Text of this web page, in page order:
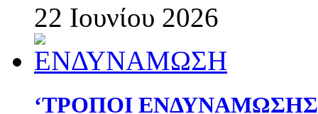
22 Ιουνίου 2026
‘ΤΡΟΠΟΙ